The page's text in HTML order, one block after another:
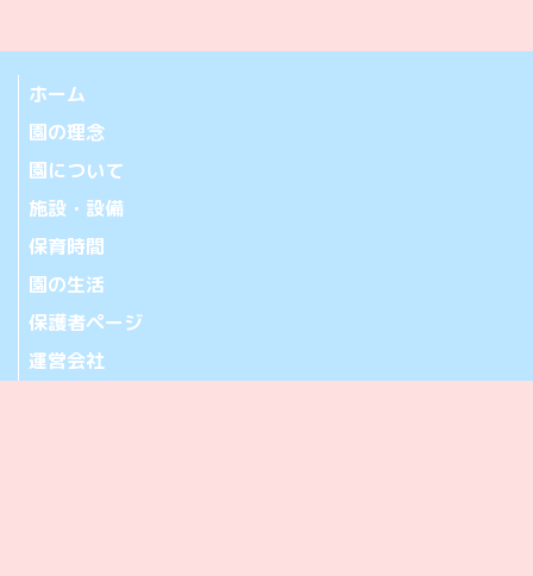
ホーム
園の理念
園について
施設・設備
保育時間
園の生活
保護者ページ
運営会社